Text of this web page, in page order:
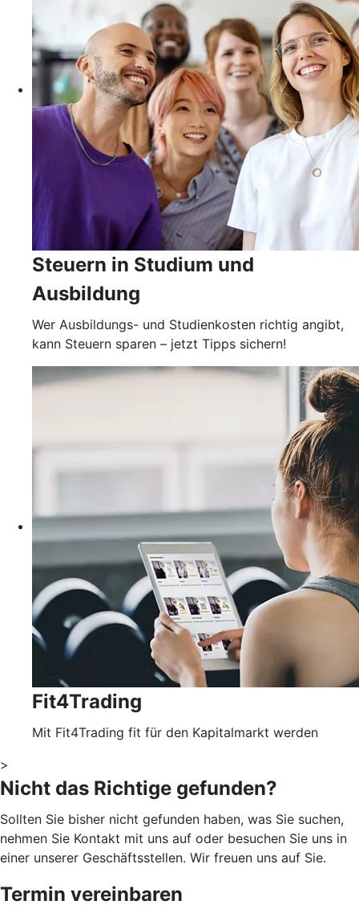
Steuern in Studium und
Ausbildung
Wer Ausbildungs- und Studienkosten richtig angibt,
kann Steuern sparen – jetzt Tipps sichern!
Fit4Trading
Mit Fit4Trading fit für den Kapitalmarkt werden
>
Nicht das Richtige gefunden?
Sollten Sie bisher nicht gefunden haben, was Sie suchen,
nehmen Sie Kontakt mit uns auf oder besuchen Sie uns in
einer unserer Geschäftsstellen. Wir freuen uns auf Sie.
Termin vereinbaren